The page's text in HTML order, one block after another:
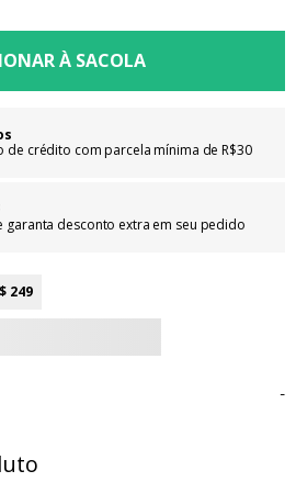
de crédito com parcela mínima de R$30
garanta desconto extra em seu pedido
249
-